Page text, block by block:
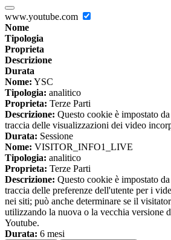
www.youtube.com
Nome
Tipologia
Proprieta
Descrizione
Durata
Nome: YSC
Tipologia: analitico
Proprieta: Terze Parti
Descrizione: Questo cookie è impostato
traccia delle visualizzazioni dei video
Durata: Sessione
Nome: VISITOR_INFO1_LIVE
Tipologia: analitico
Proprieta: Terze Parti
Descrizione: Questo cookie è impostato
traccia delle preferenze dell'utente per i
nei siti; può anche determinare se il
utilizzando la nuova o la vecchia versione
Youtube.
Durata: 6 mesi